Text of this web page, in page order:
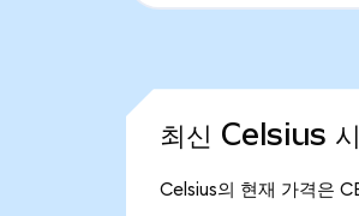
최신 Celsius
Celsius의 현재 가격은